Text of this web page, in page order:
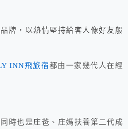
牌，以熱情堅持給客人像好友般
INN飛旅宿都由一家幾代人在經
時也是庄爸、庄媽扶養第二代成